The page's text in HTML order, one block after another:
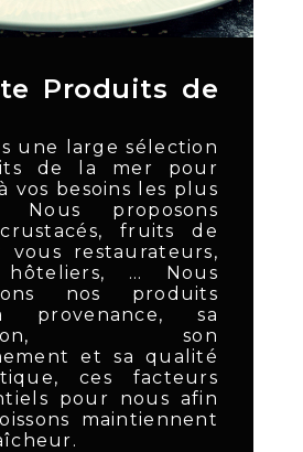
Produits de
une large sélection
de la mer pour
vos besoins les plus
Nous proposons
crustacés, fruits de
vous restaurateurs,
hôteliers, … Nous
nos produits
provenance, sa
son
et sa qualité
ces facteurs
pour nous afin
maintiennent